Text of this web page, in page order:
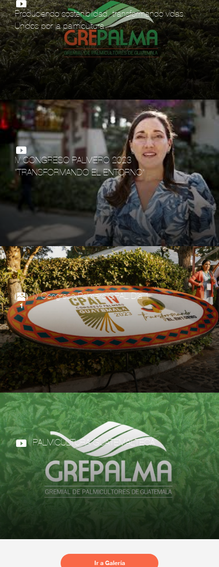
Produciendo sostenibilidad, transformando vidas.
Unidos por la palmicultura
IV CONGRESO PALMERO 2023
“TRANSFORMANDO EL ENTORNO”
1
IV Congreso Palmero CPAL Día 1
PALMICULTURA GUATEMALTECA
Ir a Galería